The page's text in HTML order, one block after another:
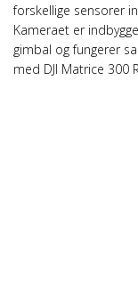
forskellige sensorer
Kameraet er
gimbal og fungerer
med DJI Matrice 300